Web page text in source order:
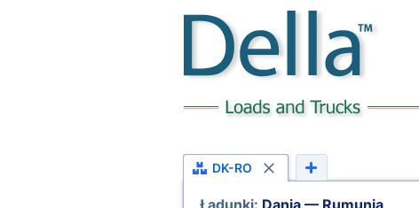
DK-RO
Ładunki: Dania — Rumunia